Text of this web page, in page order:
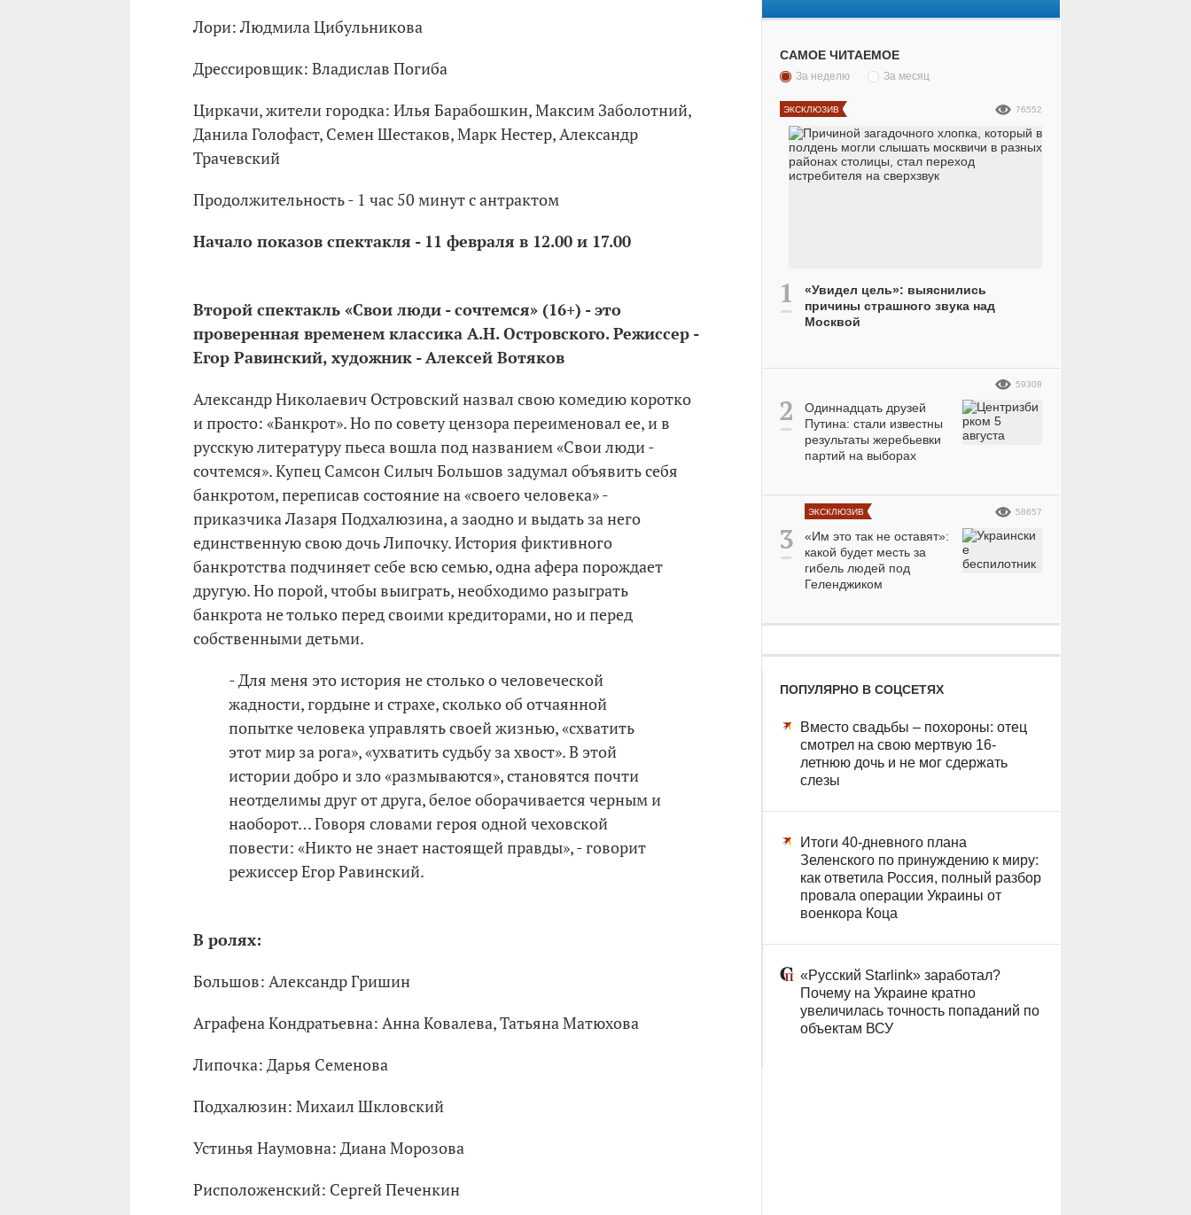
Лори: Людмила Цибульникова
Дрессировщик: Владислав Погиба
Циркачи, жители городка: Илья Барабошкин, Максим Заболотний,
Данила Голофаст, Семен Шестаков, Марк Нестер, Александр
Трачевский
Продолжительность - 1 час 50 минут с антрактом
Начало показов спектакля - 11 февраля в 12.00 и 17.00
Второй спектакль «Свои люди - сочтемся» (16+) - это
проверенная временем классика А.Н. Островского. Режиссер -
Егор Равинский, художник - Алексей Вотяков
Александр Николаевич Островский назвал свою комедию коротко
и просто: «Банкрот». Но по совету цензора переименовал ее, и в
русскую литературу пьеса вошла под названием «Свои люди -
сочтемся». Купец Самсон Силыч Большов задумал объявить себя
банкротом, переписав состояние на «своего человека» -
приказчика Лазаря Подхалюзина, а заодно и выдать за него
единственную свою дочь Липочку. История фиктивного
банкротства подчиняет себе всю семью, одна афера порождает
другую. Но порой, чтобы выиграть, необходимо разыграть
банкрота не только перед своими кредиторами, но и перед
собственными детьми.
- Для меня это история не столько о человеческой
жадности, гордыне и страхе, сколько об отчаянной
попытке человека управлять своей жизнью, «схватить
этот мир за рога», «ухватить судьбу за хвост». В этой
истории добро и зло «размываются», становятся почти
неотделимы друг от друга, белое оборачивается черным и
наоборот… Говоря словами героя одной чеховской
повести: «Никто не знает настоящей правды», - говорит
режиссер Егор Равинский.
В ролях:
Большов: Александр Гришин
Аграфена Кондратьевна: Анна Ковалева, Татьяна Матюхова
Липочка: Дарья Семенова
Подхалюзин: Михаил Шкловский
Устинья Наумовна: Диана Морозова
Рисположенский: Сергей Печенкин
САМОЕ ЧИТАЕМОЕ
За неделю За месяц
«Увидел цель»: выяснились
причины страшного звука над
Москвой
ЭКСКЛЮЗИВ 76552
Одиннадцать друзей
Путина: стали известны
результаты жеребьевки
партий на выборах
59308
«Им это так не оставят»:
какой будет месть за
гибель людей под
Геленджиком
ЭКСКЛЮЗИВ 58657
ПОПУЛЯРНО В СОЦСЕТЯХ
Вместо свадьбы – похороны: отец
смотрел на свою мертвую 16-
летнюю дочь и не мог сдержать
слезы
Итоги 40-дневного плана
Зеленского по принуждению к миру:
как ответила Россия, полный разбор
провала операции Украины от
военкора Коца
«Русский Starlink» заработал?
Почему на Украине кратно
увеличилась точность попаданий по
объектам ВСУ